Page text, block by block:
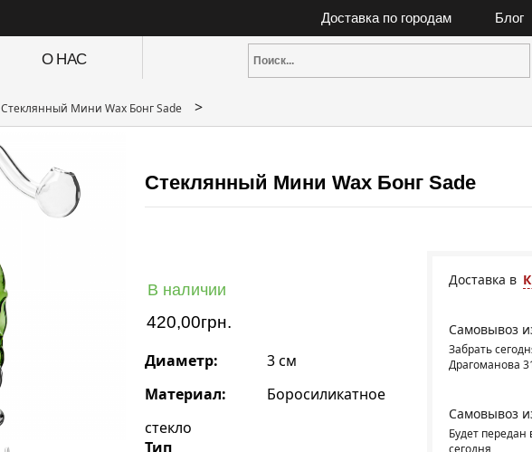
Доставка по городам Блог
О НАС
Стеклянный Мини Wax Бонг Sade >
Стеклянный Мини Wax Бонг Sade
В наличии
420,00грн.
Диаметр:
3 см
Материал:
Боросиликатное
стекло
Тип
Доставка в
Самовывоз
Забрать
Драгоманова
Самовывоз
Будет передан
сегодня